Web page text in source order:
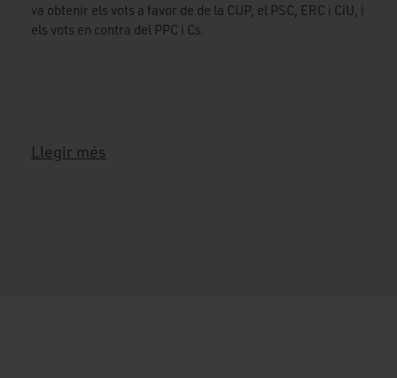
va obtenir els vots a favor de de la CUP, el PSC, ERC i CiU, i
els vots en contra del PPC i Cs.
Llegir més